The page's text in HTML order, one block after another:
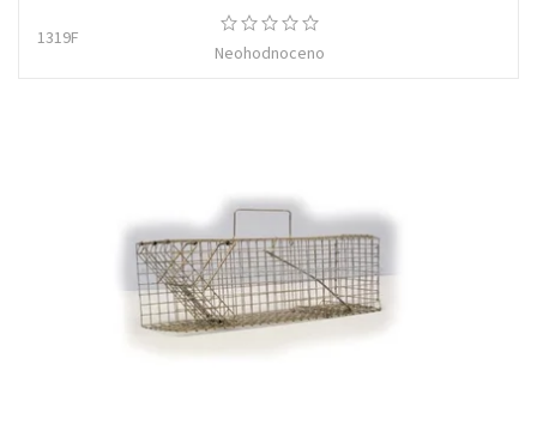
1319F
Neohodnoceno